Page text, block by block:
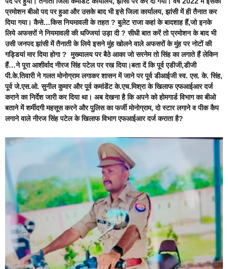
प्रमोशन बीओ पद पर हुआ और उसके बाद भी इसे जिला कार्यालय, झांसी में ही तैनात कर
दिया गया। कैसे…किस नियमावली के तहत ? बुलेट राजा कहां के बादशाह हैं,जो इनके
लिये अफसरों ने नियमावली की धज्जियां उड़ा दी ? सीधी बात करें तो प्रमोशन के बाद भी
उसी जनपद झांसी में तैनाती के लिये इसने मुंह खोलने वाले अफसरों के मुंह पर नोटों की
गड्डियां मार दिया होगा ? मुख्यालय पर बैठे आका जो सरनेम तो सिंह का लगाते हैं लेकिन
हैं…ने पूरा आशीर्वाद नीरज सिंह पटेल पर रख दिया।बता दें कि पूर्व एडीजी,डीजी
पी.के.तिवारी ने गलत मोनोग्राम लगाकर शासन में जाने पर पूर्व डीआईजी स्व. एस. के. सिंह,
पूर्व जे.एस.ओ. सुनील कुमार और पूर्व कमांडेंट के.एच.मिश्रा के खिलाफ एफआईआर दर्ज
कराने का निर्देश जारी कर दिया था। अब देखना है कि अपने को होमगार्ड विभाग का बीओ
बताने में शर्मीदगी महसूस करने और पुलिस का फर्जी मोनोग्राम, दो स्टार लगाने व पीक कैप
लगाने वाले नीरज सिंह पटेल के खिलाफ विभाग एफआईआर दर्ज कराता है?